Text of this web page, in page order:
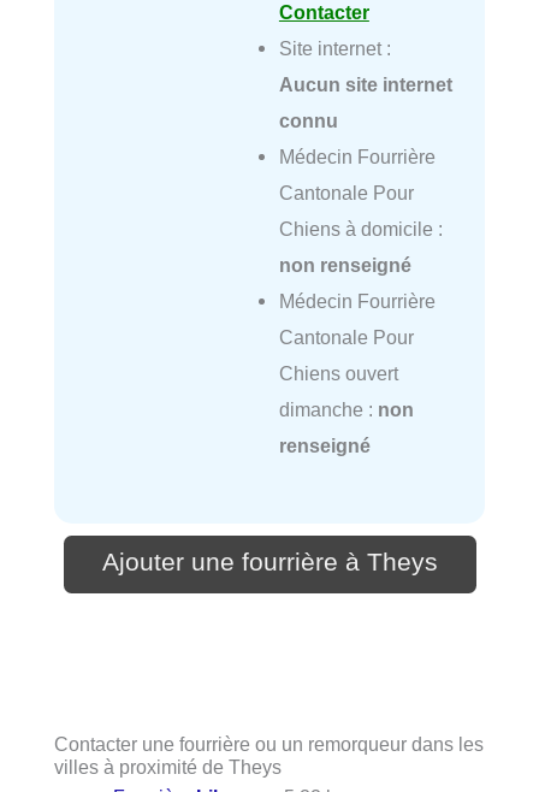
Contacter
Site internet :
Aucun site internet
connu
Médecin Fourrière
Cantonale Pour
Chiens à domicile :
non renseigné
Médecin Fourrière
Cantonale Pour
Chiens ouvert
dimanche : non
renseigné
Ajouter une fourrière à Theys
Contacter une fourrière ou un remorqueur dans les
villes à proximité de Theys